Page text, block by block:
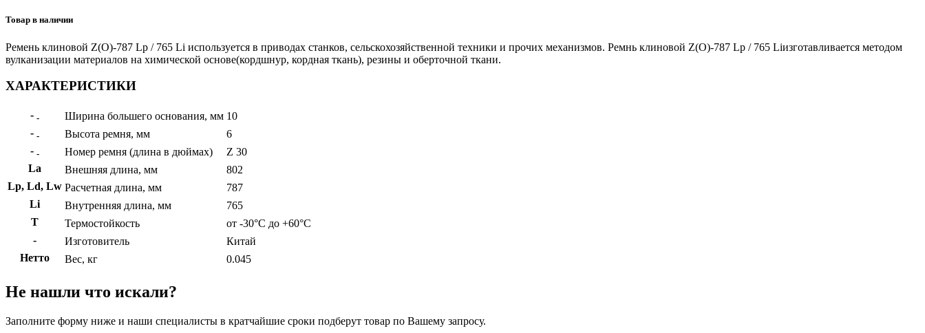
Товар в наличии
Ремень клиновой Z(О)-787 Lp / 765 Li используется в приводах станков, сельскохозяйственной техники и прочих механизмов. Ремнь клиновой Z(О)-787 Lp / 765 Liизготавливается методом
вулканизации материалов на химической основе(кордшнур, кордная ткань), резины и оберточной ткани.
ХАРАКТЕРИСТИКИ
- - Ширина большего основания, мм 10
- - Высота ремня, мм
6
- - Номер ремня (длина в дюймах)
Z 30
La
Внешняя длина, мм
802
Lp, Ld, Lw Расчетная длина, мм
787
Li
Внутренняя длина, мм
765
Т
Термостойкость
от -30°С до +60°С
-
Изготовитель
Китай
Нетто
Вес, кг 0.045
Не нашли что искали?
Заполните форму ниже и наши специалисты в кратчайшие сроки подберут товар по Вашему запросу.